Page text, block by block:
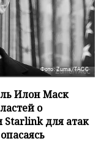
Фото: Zuma/ТАСС
Илон Маск
о
Starlink для атак